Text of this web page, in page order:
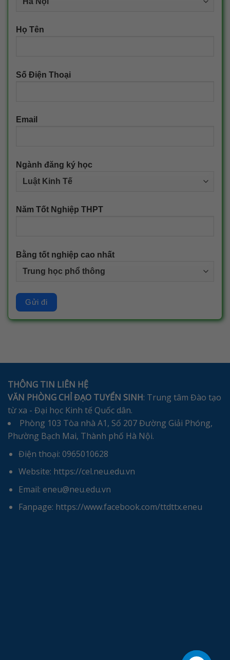
Họ Tên
Số Điện Thoại
Email
Ngành đăng ký học
Năm Tốt Nghiệp THPT
Bằng tốt nghiệp cao nhất
THÔNG TIN LIÊN HỆ
VĂN PHÒNG CHỈ ĐẠO TUYỂN SINH: Trung tâm Đào tạo
từ xa - Đại học Kinh tế Quốc dân.
Phòng 103 Tòa nhà A1, Số 207 Đường Giải Phóng,
Phường Bạch Mai, Thành phố Hà Nội.
Điện thoại: 0965010628
Website: https://cel.neu.edu.vn
Email: eneu@neu.edu.vn
Fanpage: https://www.facebook.com/ttdttx.eneu